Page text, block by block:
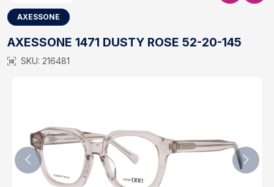
AXESSONE
AXESSONE 1471 DUSTY ROSE 52-20-145
SKU: 216481